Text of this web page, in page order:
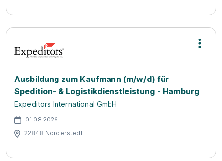
Ausbildung zum Kaufmann (m/w/d) für
Spedition- & Logistikdienstleistung - Hamburg
Expeditors International GmbH
01.08.2026
22848 Norderstedt